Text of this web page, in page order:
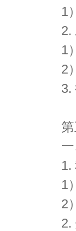
1
2.
1
2
3.
1.
1
2
2.